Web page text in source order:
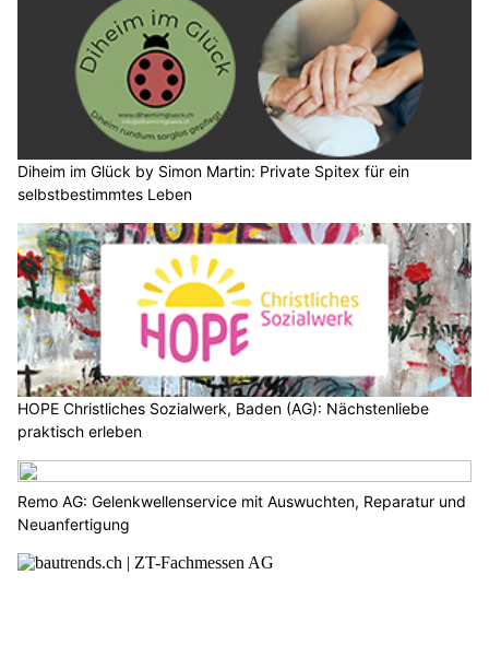
Diheim im Glück by Simon Martin: Private Spitex für ein
selbstbestimmtes Leben
HOPE Christliches Sozialwerk, Baden (AG): Nächstenliebe
praktisch erleben
Remo AG: Gelenkwellenservice mit Auswuchten, Reparatur und
Neuanfertigung